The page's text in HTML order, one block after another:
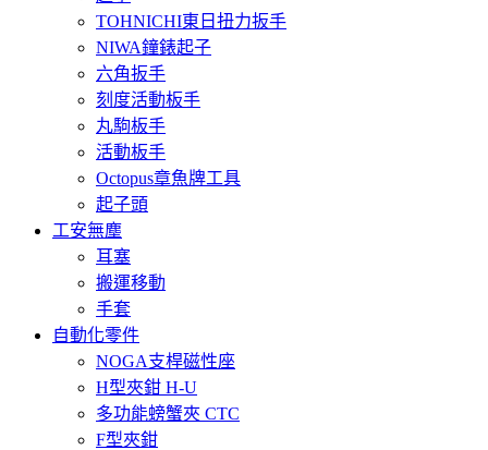
TOHNICHI東日扭力扳手
NIWA鐘錶起子
六角扳手
刻度活動板手
丸駒板手
活動板手
Octopus章魚牌工具
起子頭
工安無塵
耳塞
搬運移動
手套
自動化零件
NOGA支桿磁性座
H型夾鉗 H-U
多功能螃蟹夾 CTC
F型夾鉗